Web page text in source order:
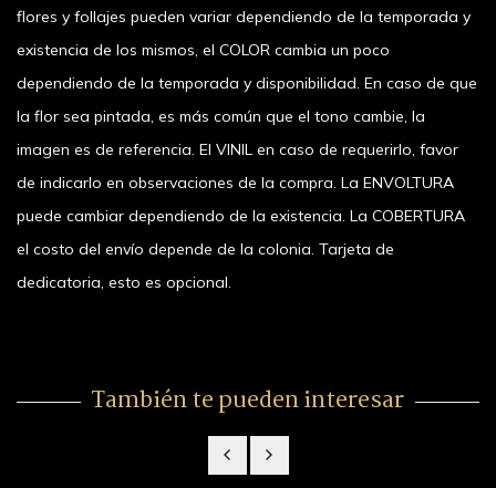
flores y follajes pueden variar dependiendo de la temporada y
existencia de los mismos, el COLOR cambia un poco
dependiendo de la temporada y disponibilidad. En caso de que
la flor sea pintada, es más común que el tono cambie, la
imagen es de referencia. El VINIL en caso de requerirlo, favor
de indicarlo en observaciones de la compra. La ENVOLTURA
puede cambiar dependiendo de la existencia. La COBERTURA
el costo del envío depende de la colonia. Tarjeta de
dedicatoria, esto es opcional.
También te pueden interesar